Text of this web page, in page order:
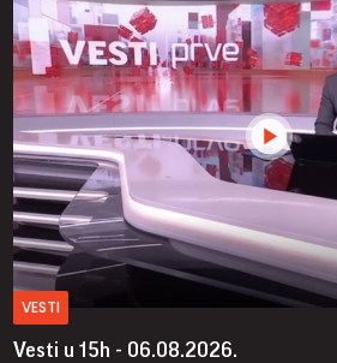
VESTI
Vesti u 15h - 06.08.2026.